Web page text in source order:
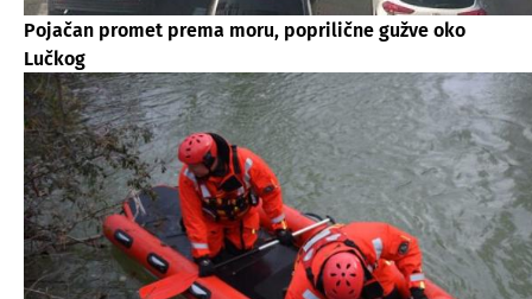
Pojačan promet prema moru, poprilične gužve oko
Lučkog